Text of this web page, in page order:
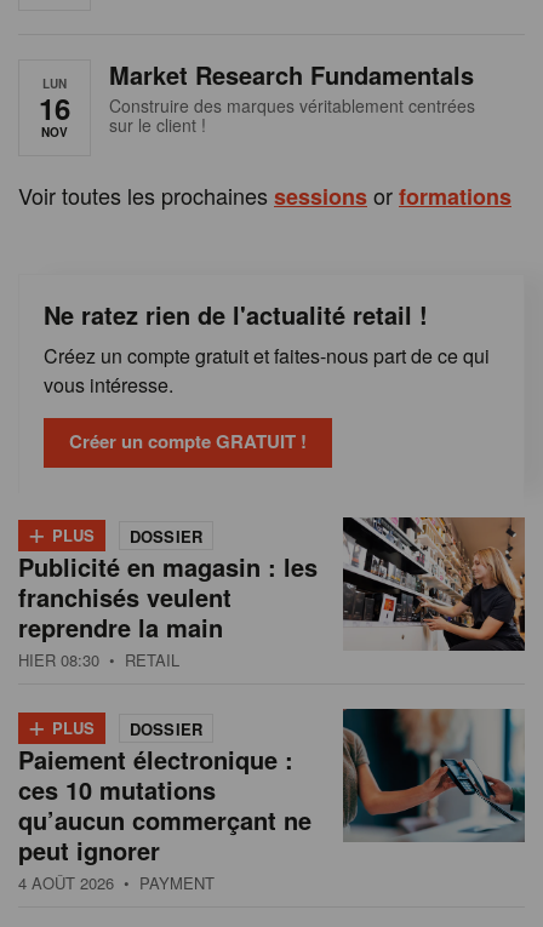
LUN
16
NOV
Market Research Fundamentals
Construire des marques véritablement centrées
sur le client !
Voir toutes les prochaines sessionsorformations
Ne ratez rien de l'actualité retail !
Créez un compte gratuit et faites-nous part de ce qui
vous intéresse.
Créer un compte GRATUIT !
+ PLUS DOSSIER
Publicité en magasin : les
franchisés veulent
reprendre la main
HIER 08:30 • RETAIL
+ PLUS DOSSIER
Paiement électronique :
ces 10 mutations
qu’aucun commerçant ne
peut ignorer
4 AOÛT 2026 • PAYMENT